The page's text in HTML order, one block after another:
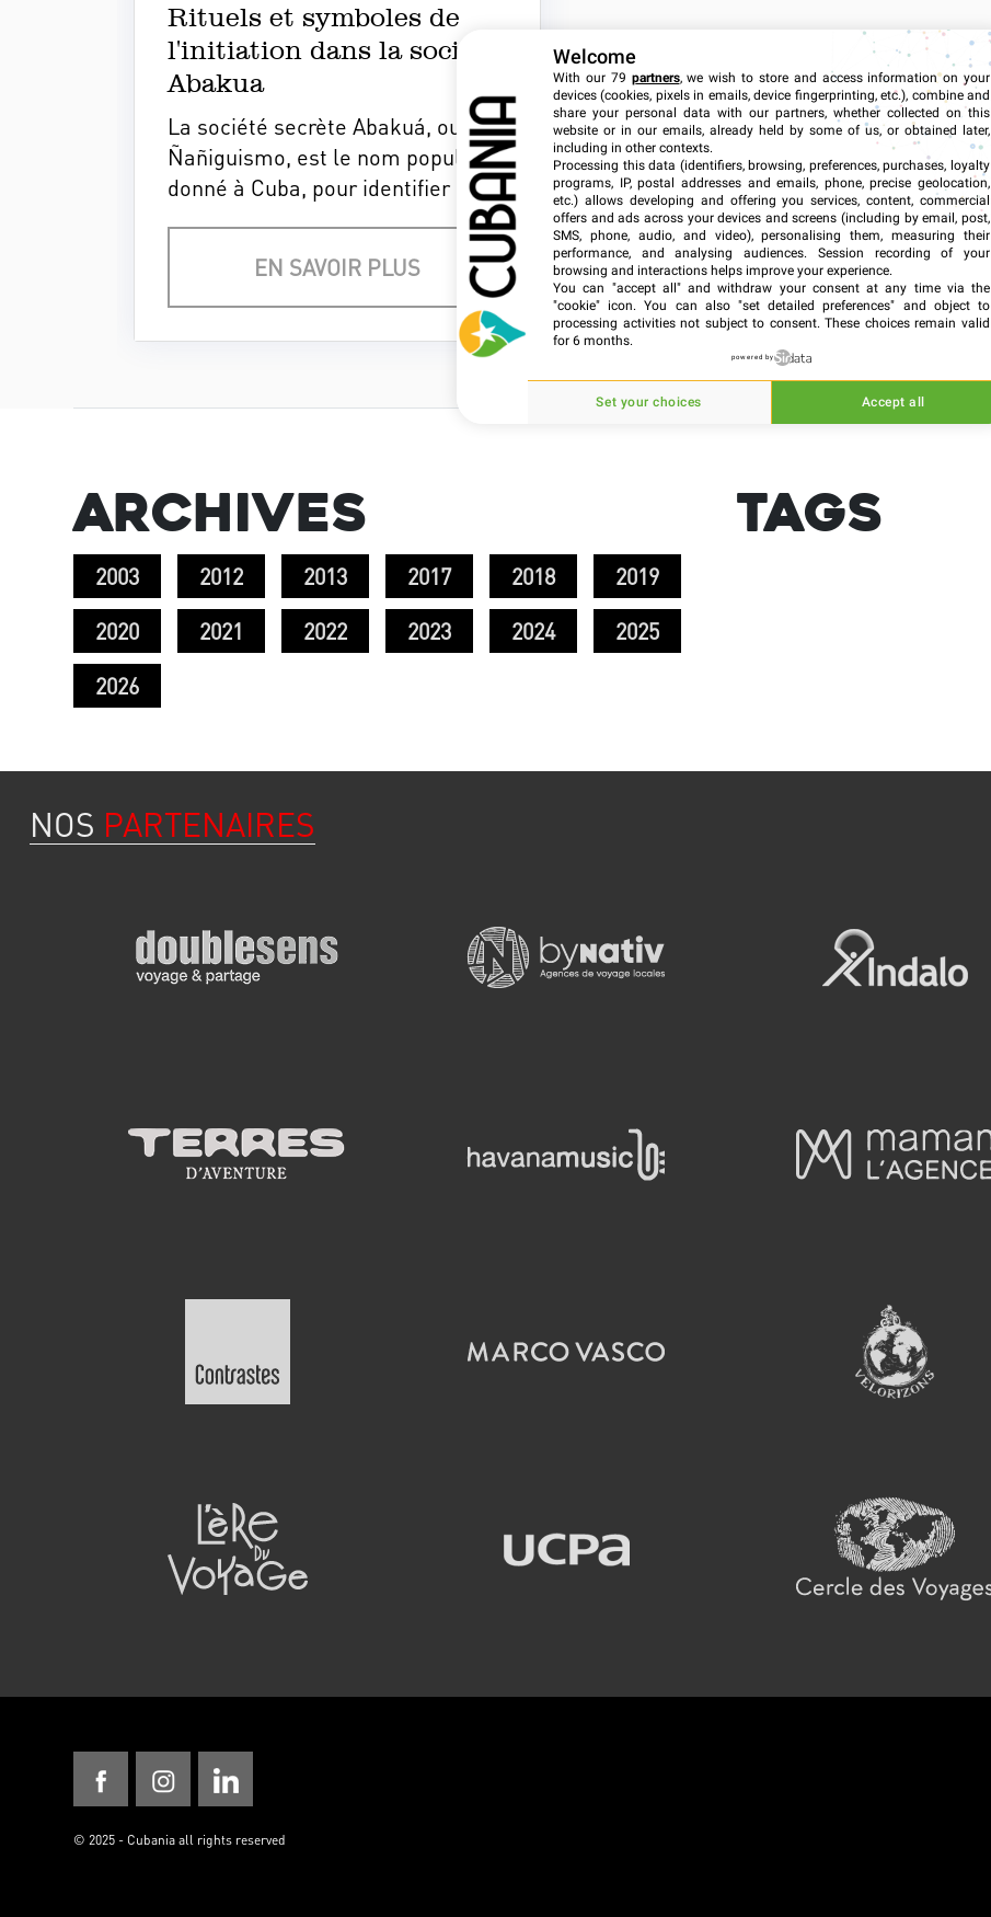
Rituels et symboles de
l'initiation dans la société
Abakua
La société secrète Abakuá, ou
Ñañiguismo, est le nom populaire,
donné à Cuba, pour identifier cette
société secrète masculine, unique
en son genre dans les Amériques.
EN SAVOIR PLUS
Archives
2003 2012 2013 2017 2018
2019
2020
2021 2022 2023 2024
2025
2026
Tags
NOS PARTENAIRES
© 2025 - Cubania all rights reserved
Welcome
With our 79 partners, we wish to store and access information on your
devices (cookies, pixels in emails, device fingerprinting, etc.), combine and
share your personal data with our partners, whether collected on this
website or in our emails, already held by some of us, or obtained later,
including in other contexts.
Processing this data (identifiers, browsing, preferences, purchases, loyalty
programs, IP, postal addresses and emails, phone, precise geolocation,
etc.) allows developing and offering you services, content, commercial
offers and ads across your devices and screens (including by email, post,
SMS, phone, audio, and video), personalising them, measuring their
performance, and analysing audiences. Session recording of your
browsing and interactions helps improve your experience.
You can "accept all" and withdraw your consent at any time via the
"cookie" icon. You can also "set detailed preferences" and object to
processing activities not subject to consent. These choices remain valid
for 6 months.
powered by
Set your choices Accept all